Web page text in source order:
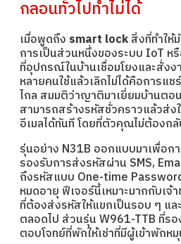
กลอนทั่วไปทำไม่ได้
เมื่อพูดถึง smart lockสิ่งที่ทำให้
การเป็นส่วนหนึ่งของระบบ IoT
ที่อุปกรณ์ในบ้านเชื่อมโยงและสั่ง
หลายคนใช้แล้วเลิกไม่ได้คือการแ
ไกล สมมติว่าญาติมาเยี่ยมบ้านต
สามารถสร้างรหัสชั่วคราวแล้วส่ง
อีเมลได้ทันที โดยที่ตัวคุณไม่ต้องก
รุ่นอย่าง N31B ออกแบบมาเพื่อก
รองรับการส่งรหัสผ่าน SMS,
ถึงรหัสแบบ One-time
หมดอายุ ฟีเจอร์นี้เหมาะมากกับเจ้
ที่ต้องส่งรหัสให้แขกเป็นรอบ ๆ แล
ตลอดไป ส่วนรุ่น W961-TTB ที่ร
ตอบโจทย์ที่พักให้เช่าที่มีผู้เข้าพักห